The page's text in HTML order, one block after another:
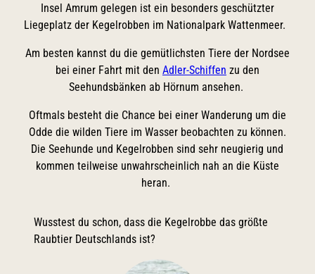
Insel Amrum gelegen ist ein besonders geschützter
Liegeplatz der Kegelrobben im Nationalpark Wattenmeer.
Am besten kannst du die gemütlichsten Tiere der Nordsee
bei einer Fahrt mit den Adler-Schiffen zu den
Seehundsbänken ab Hörnum ansehen.
Oftmals besteht die Chance bei einer Wanderung um die
Odde die wilden Tiere im Wasser beobachten zu können.
Die Seehunde und Kegelrobben sind sehr neugierig und
kommen teilweise unwahrscheinlich nah an die Küste
heran.
Wusstest du schon, dass die Kegelrobbe das größte
Raubtier Deutschlands ist?